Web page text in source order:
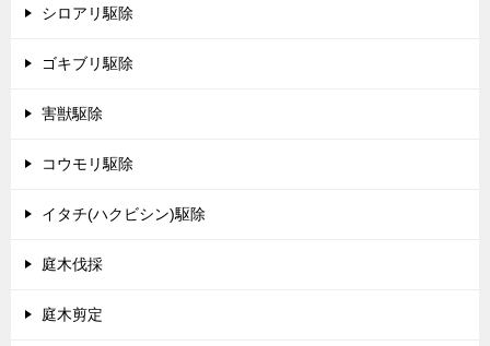
シロアリ駆除
ゴキブリ駆除
害獣駆除
コウモリ駆除
イタチ(ハクビシン)駆除
庭木伐採
庭木剪定